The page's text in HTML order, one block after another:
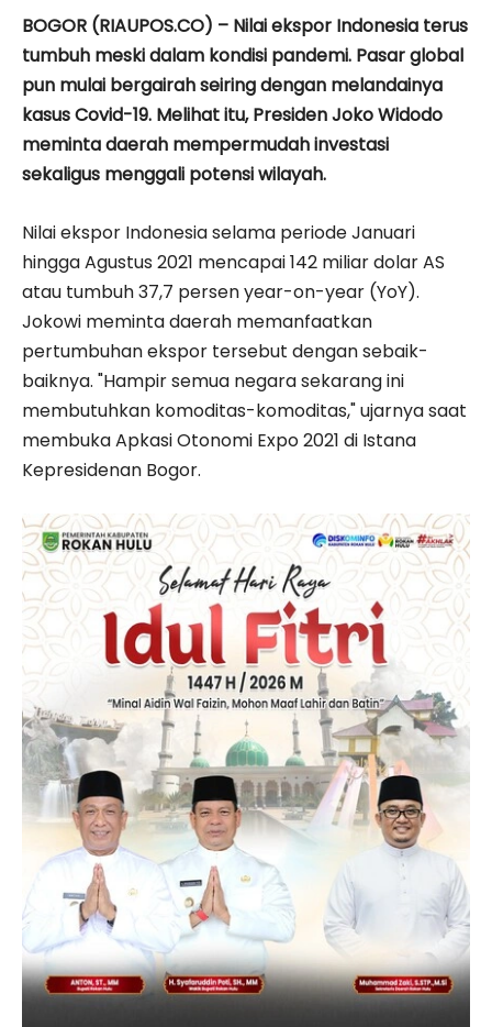
BOGOR (RIAUPOS.CO) – Nilai ekspor Indonesia terus
tumbuh meski dalam kondisi pandemi. Pasar global
pun mulai bergairah seiring dengan melandainya
kasus Covid-19. Melihat itu, Presiden Joko Widodo
meminta daerah mempermudah investasi
sekaligus menggali potensi wilayah.
Nilai ekspor Indonesia selama periode Januari
hingga Agustus 2021 mencapai 142 miliar dolar AS
atau tumbuh 37,7 persen year-on-year (YoY).
Jokowi meminta daerah memanfaatkan
pertumbuhan ekspor tersebut dengan sebaik-
baiknya. "Hampir semua negara sekarang ini
membutuhkan komoditas-komoditas," ujarnya saat
membuka Apkasi Otonomi Expo 2021 di Istana
Kepresidenan Bogor.